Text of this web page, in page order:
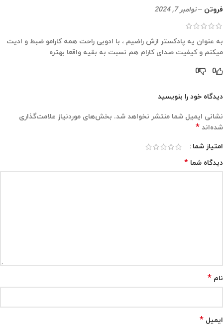
فروتن – نوامبر 7, 2024
به عنوان یه پادکستر ازش راضیم ، با ادوبی راحت همه کارامو ضبط و ادیت
میکنم و کیفیت صدای کارام هم نسبت به بقیه واقعا بهتره
0
0
دیدگاه خود را بنویسید
نشانی ایمیل شما منتشر نخواهد شد. بخش‌های موردنیاز علامت‌گذاری
شده‌اند *
امتیاز شما
دیدگاه شما *
نام *
ایمیل *